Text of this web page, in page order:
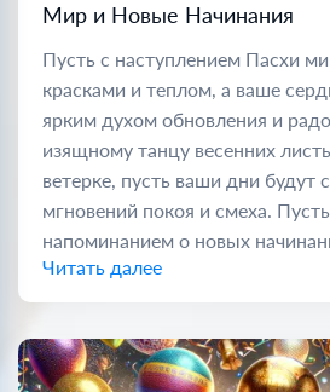
Мир и Новые Начинания
Пусть с наступлением Пасхи
красками и теплом, а ваше
ярким духом обновления и
изящному танцу весенних
ветерке, пусть ваши дни будут
мгновений покоя и смеха.
напоминанием о новых
Читать далее